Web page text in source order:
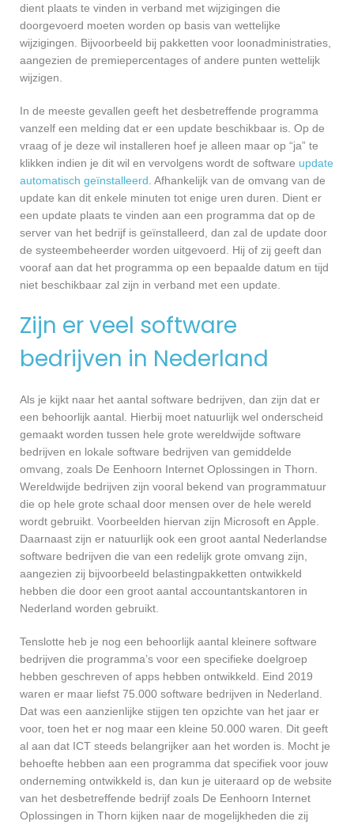
dient plaats te vinden in verband met wijzigingen die
doorgevoerd moeten worden op basis van wettelijke
wijzigingen. Bijvoorbeeld bij pakketten voor loonadministraties,
aangezien de premiepercentages of andere punten wettelijk
wijzigen.
In de meeste gevallen geeft het desbetreffende programma
vanzelf een melding dat er een update beschikbaar is. Op de
vraag of je deze wil installeren hoef je alleen maar op “ja” te
klikken indien je dit wil en vervolgens wordt de software update
automatisch geïnstalleerd. Afhankelijk van de omvang van de
update kan dit enkele minuten tot enige uren duren. Dient er
een update plaats te vinden aan een programma dat op de
server van het bedrijf is geïnstalleerd, dan zal de update door
de systeembeheerder worden uitgevoerd. Hij of zij geeft dan
vooraf aan dat het programma op een bepaalde datum en tijd
niet beschikbaar zal zijn in verband met een update.
Zijn er veel software
bedrijven in Nederland
Als je kijkt naar het aantal software bedrijven, dan zijn dat er
een behoorlijk aantal. Hierbij moet natuurlijk wel onderscheid
gemaakt worden tussen hele grote wereldwijde software
bedrijven en lokale software bedrijven van gemiddelde
omvang, zoals De Eenhoorn Internet Oplossingen in Thorn.
Wereldwijde bedrijven zijn vooral bekend van programmatuur
die op hele grote schaal door mensen over de hele wereld
wordt gebruikt. Voorbeelden hiervan zijn Microsoft en Apple.
Daarnaast zijn er natuurlijk ook een groot aantal Nederlandse
software bedrijven die van een redelijk grote omvang zijn,
aangezien zij bijvoorbeeld belastingpakketten ontwikkeld
hebben die door een groot aantal accountantskantoren in
Nederland worden gebruikt.
Tenslotte heb je nog een behoorlijk aantal kleinere software
bedrijven die programma’s voor een specifieke doelgroep
hebben geschreven of apps hebben ontwikkeld. Eind 2019
waren er maar liefst 75.000 software bedrijven in Nederland.
Dat was een aanzienlijke stijgen ten opzichte van het jaar er
voor, toen het er nog maar een kleine 50.000 waren. Dit geeft
al aan dat ICT steeds belangrijker aan het worden is. Mocht je
behoefte hebben aan een programma dat specifiek voor jouw
onderneming ontwikkeld is, dan kun je uiteraard op de website
van het desbetreffende bedrijf zoals De Eenhoorn Internet
Oplossingen in Thorn kijken naar de mogelijkheden die zij